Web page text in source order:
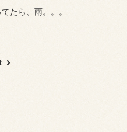
たら、雨。。。